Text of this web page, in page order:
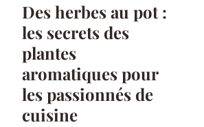
Des herbes au pot :
les secrets des
plantes
aromatiques pour
les passionnés de
cuisine